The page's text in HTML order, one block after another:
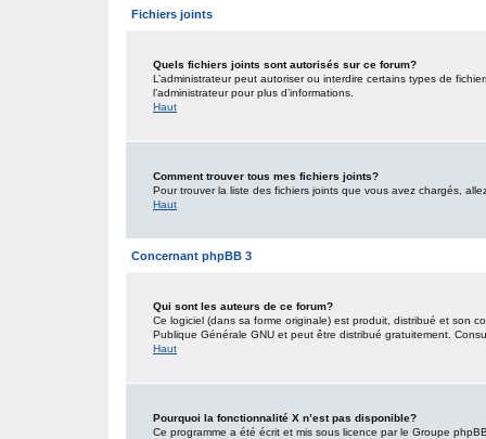
Fichiers joints
Quels fichiers joints sont autorisés sur ce forum?
L’administrateur peut autoriser ou interdire certains types de
l’administrateur pour plus d’informations.
Haut
Comment trouver tous mes fichiers joints?
Pour trouver la liste des fichiers joints que vous avez chargés,
Haut
Concernant phpBB 3
Qui sont les auteurs de ce forum?
Ce logiciel (dans sa forme originale) est produit, distribué et son
Publique Générale GNU et peut être distribué gratuitement.
Haut
Pourquoi la fonctionnalité X n’est pas disponible?
Ce programme a été écrit et mis sous licence par le Groupe